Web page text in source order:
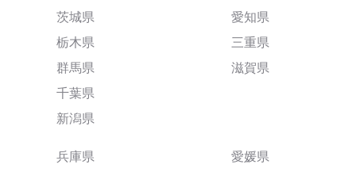
茨城県
栃木県
群馬県
千葉県
新潟県
愛知県
三重県
滋賀県
兵庫県
愛媛県